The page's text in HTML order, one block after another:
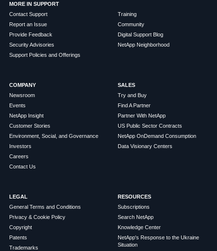
MORE IN SUPPORT
Contact Support
Report an Issue
Provide Feedback
Security Advisories
Support Policies and Offerings
Training
Community
Digital Support Blog
NetApp Neighborhood
COMPANY
Newsroom
Events
NetApp Insight
Customer Stories
Environment, Social, and Governance
Investors
Careers
Contact Us
SALES
Try and Buy
Find A Partner
Partner With NetApp
US Public Sector Contracts
NetApp OnDemand Consumption
Data Visionary Centers
LEGAL
General Terms and Conditions
Privacy & Cookie Policy
Copyright
Patents
Trademarks
RESOURCES
Subscriptions
Search NetApp
Knowledge Center
NetApp's Response to the Ukraine
Situation